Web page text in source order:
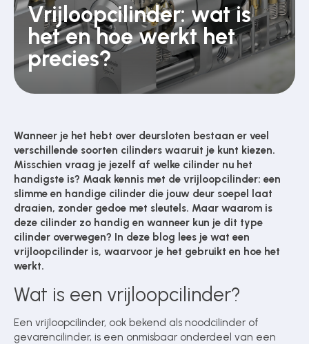
Poortonderdelen
Pulsgevers
Toegangscontrole
Toegangsverlening
Over ons
Vrijloopcilinder: wat is
het en hoe werkt het
precies?
Wanneer je het hebt over deursloten bestaan er veel
verschillende soorten cilinders waaruit je kunt kiezen.
Misschien vraag je jezelf af welke cilinder nu het
handigste is? Maak kennis met de vrijloopcilinder: een
slimme en handige cilinder die jouw deur soepel laat
draaien, zonder gedoe met sleutels. Maar waarom is
deze cilinder zo handig en wanneer kun je dit type
cilinder overwegen? In deze blog lees je wat een
vrijloopcilinder is, waarvoor je het gebruikt en hoe het
werkt.
Wat is een vrijloopcilinder?
Een vrijloopcilinder, ook bekend als noodcilinder of
gevarencilinder, is een onmisbaar onderdeel van een